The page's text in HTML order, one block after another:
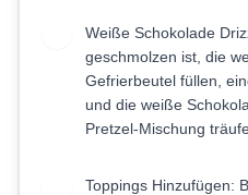
Weiße Schokolade
geschmolzen ist, die
Gefrierbeutel füllen,
und die weiße
Pretzel-Mischung
Toppings Hinzufügen: